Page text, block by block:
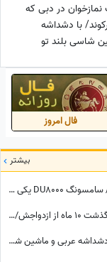
نمازخوان در دبی که
با دشداشه
شاسی بلند تو
فال امروز
بیشتر
لیست ارزان‌ترین تلویزیون‌هایی که ارزش خریدن دارند / سامسونگ DU8000 یکی از ارزانترین تلویزیون‌های بازار
تغییرچهره از زمین تا به آسمان پولدارترین مرد دنیا بعد گذشت 10 ماه از ازدواجش/ چه زود پیرت کرد+عکس
ویدیوی ربات نمازخوان در دبی که اینترنت رو ترکوند/ با دشداشه عربی و ماشین شاسی بلند تو مراسم عید قربان شرکت کرده😂